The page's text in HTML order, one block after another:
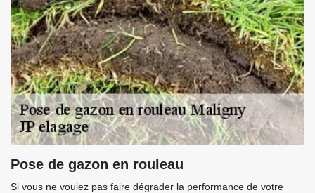
Pose de gazon en rouleau
Si vous ne voulez pas faire dégrader la performance de votre